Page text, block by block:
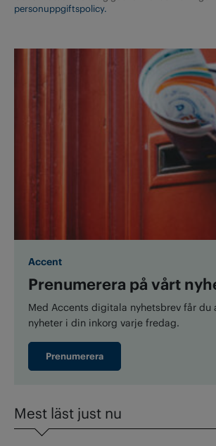
personuppgiftspolicy.
Accent
Prenumerera på vårt
Med Accents digitala nyhetsbrev får du
nyheter i din inkorg varje fredag.
Prenumerera
Mest läst just nu